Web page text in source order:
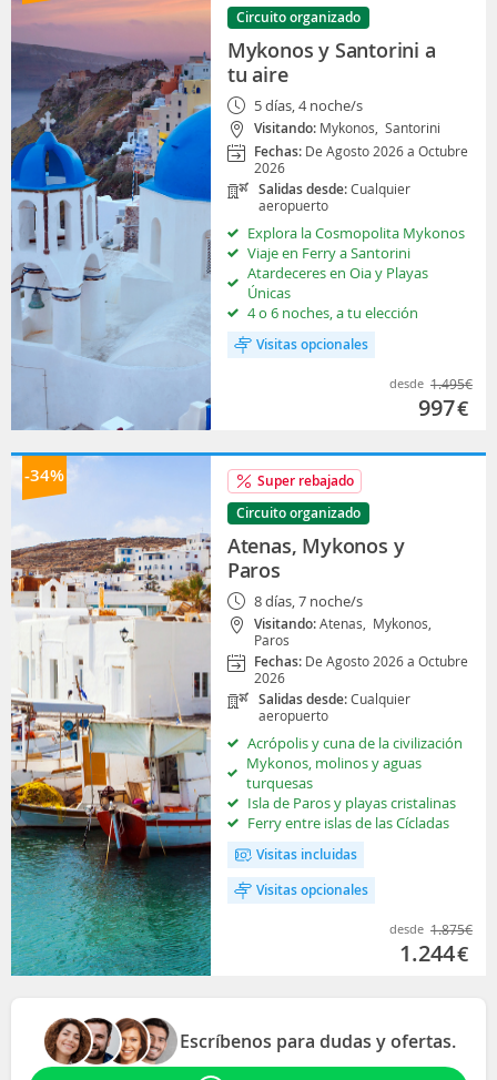
Circuito organizado
Mykonos y Santorini a
tu aire
5 días, 4 noche/s
Visitando: Mykonos, Santorini
Fechas: De Agosto 2026 a Octubre
2026
Salidas desde:Cualquier
aeropuerto
Explora la Cosmopolita Mykonos
Viaje en Ferry a Santorini
Atardeceres en Oia y Playas
Únicas
4 o 6 noches, a tu elección
Visitas opcionales
desde 1.495€
997€
-34%
Super rebajado
Circuito organizado
Atenas, Mykonos y
Paros
8 días, 7 noche/s
Visitando:Atenas, Mykonos,
Paros
Fechas: De Agosto 2026 a Octubre
2026
Salidas desde:Cualquier
aeropuerto
Acrópolis y cuna de la civilización
Mykonos, molinos y aguas
turquesas
Isla de Paros y playas cristalinas
Ferry entre islas de las Cícladas
Visitas incluidas
Visitas opcionales
desde 1.875€
1.244€
Escríbenos para dudas y ofertas.